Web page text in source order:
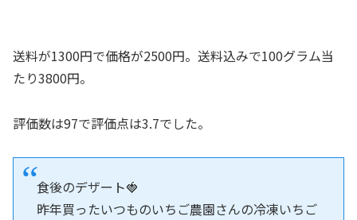
送料が1300円で価格が2500円。送料込みで100グラム当
たり3800円。
評価数は97で評価点は3.7でした。
食後のデザート🍓
昨年買ったいつものいちご農園さんの冷凍いちご